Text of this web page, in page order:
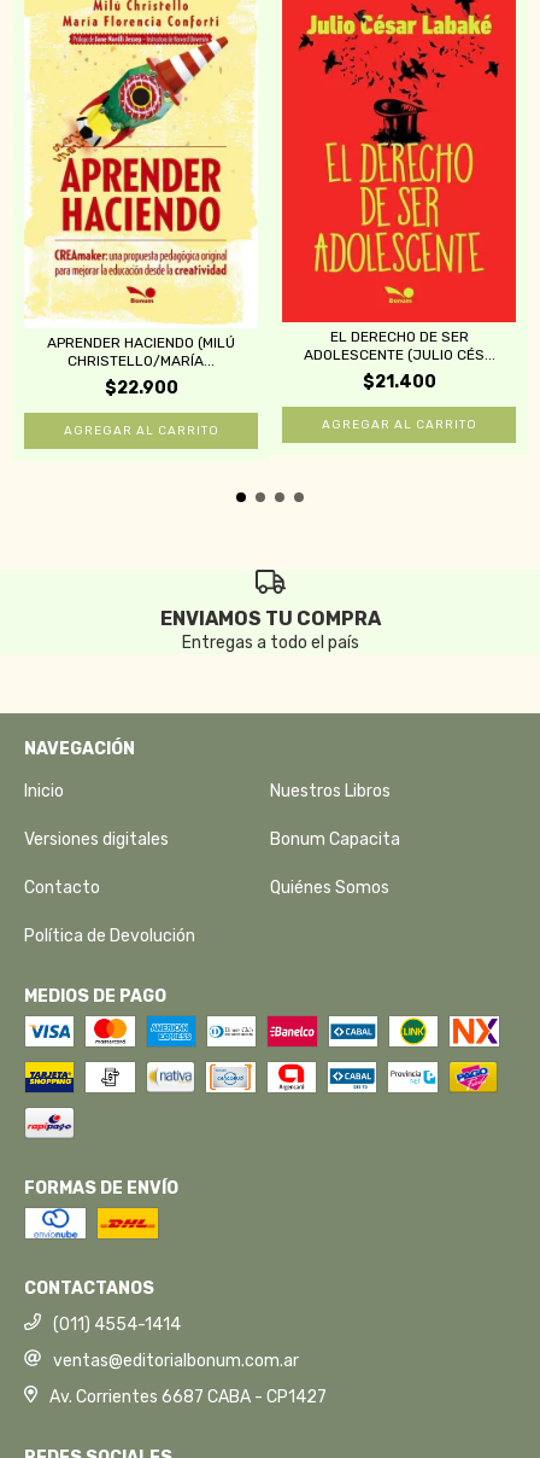
APRENDER HACIENDO (MILÚ
CHRISTELLO/MARÍA...
$22.900
EL DERECHO DE SER
ADOLESCENTE (JULIO CÉS...
$21.400
ENVIAMOS TU COMPRA
Entregas a todo el país
NAVEGACIÓN
Inicio Nuestros Libros
Versiones digitales Bonum Capacita
Contacto Quiénes Somos
Política de Devolución
MEDIOS DE PAGO
FORMAS DE ENVÍO
CONTACTANOS
(011) 4554-1414
ventas@editorialbonum.com.ar
Av. Corrientes 6687 CABA - CP1427